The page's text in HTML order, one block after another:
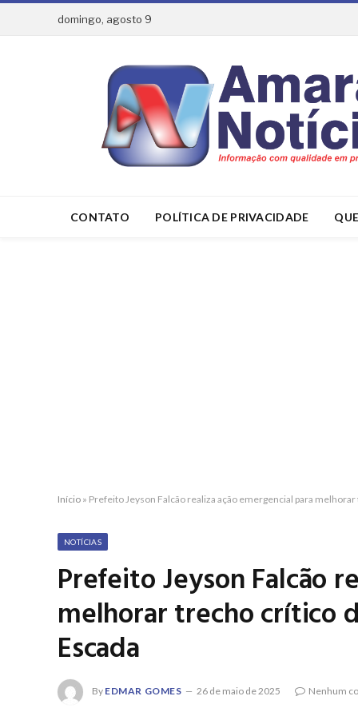
domingo, agosto 9
CONTATO POLÍTICA DE PRIVACIDADE
Início » Prefeito Jeyson Falcão realiza ação emergencial para
NOTÍCIAS
Prefeito Jeyson Falcão
melhorar trecho crítico
Escada
By EDMAR GOMES 26 de maio de 2025 Nenhum